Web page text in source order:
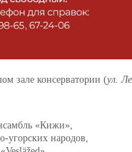
зале консерватории (ул.
«Кижи»,
народов,